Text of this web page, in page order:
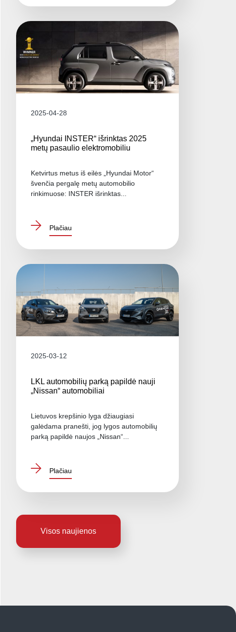
2025-04-28
„Hyundai INSTER“ išrinktas 2025
metų pasaulio elektromobiliu
Ketvirtus metus iš eilės „Hyundai Motor“
švenčia pergalę metų automobilio
rinkimuose: INSTER išrinktas...
Plačiau
2025-03-12
LKL automobilių parką papildė nauji
„Nissan“ automobiliai
Lietuvos krepšinio lyga džiaugiasi
galėdama pranešti, jog lygos automobilių
parką papildė naujos „Nissan“...
Plačiau
Visos naujienos